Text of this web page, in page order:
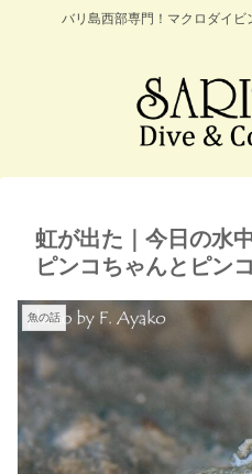
バリ島西部専門！マクロダイビ
虹が出た｜今日の水
ピンコちゃんとピン
魚の話